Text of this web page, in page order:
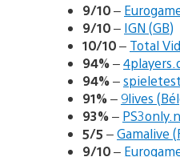
9/10–
9/10– IGN (GB)
10/10– Total
94%–
94%–
91%–9lives
93%–
5/5 –Gamalive
9/10–